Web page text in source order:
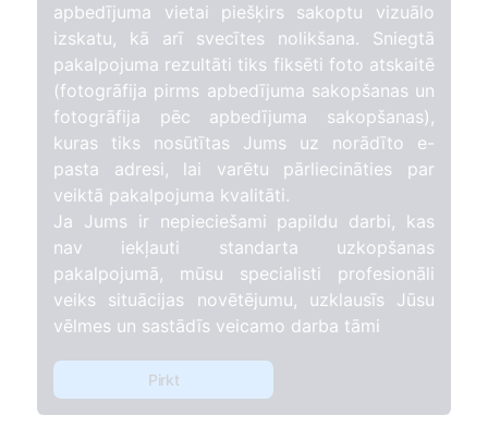
apbedījuma vietai piešķirs sakoptu vizuālo
izskatu, kā arī svecītes nolikšana. Sniegtā
pakalpojuma rezultāti tiks fiksēti foto atskaitē
(fotogrāfija pirms apbedījuma sakopšanas un
fotogrāfija pēc apbedījuma sakopšanas),
kuras tiks nosūtītas Jums uz norādīto e-
pasta adresi, lai varētu pārliecināties par
veiktā pakalpojuma kvalitāti.
Ja Jums ir nepieciešami papildu darbi, kas
nav iekļauti standarta uzkopšanas
pakalpojumā, mūsu specialisti profesionāli
veiks situācijas novētējumu, uzklausīs Jūsu
vēlmes un sastādīs veicamo darba tāmi
Pirkt